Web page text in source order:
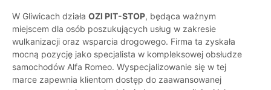
W Gliwicach działa OZI PIT-STOP, będąca ważnym
miejscem dla osób poszukujących usług w zakresie
wulkanizacji oraz wsparcia drogowego. Firma ta zyskała
mocną pozycję jako specjalista w kompleksowej obsłudze
samochodów Alfa Romeo. Wyspecjalizowanie się w tej
marce zapewnia klientom dostęp do zaawansowanej